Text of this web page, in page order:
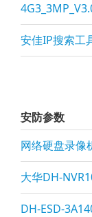
安佳IP搜索工
安防参数
网络硬盘录像
大华DH-
DH-ESD-